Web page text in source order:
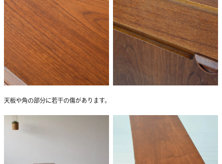
天板や角の部分に若干の傷があります。